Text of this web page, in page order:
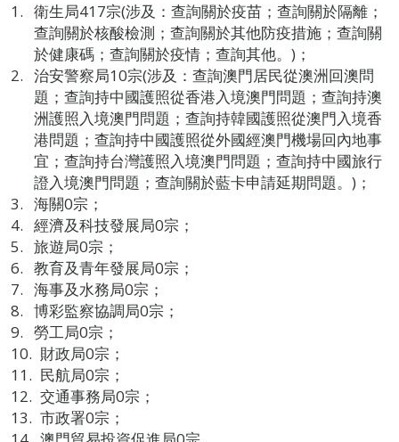
衛生局417宗(涉及：查詢關於疫苗；查詢關於隔離；
查詢關於核酸檢測；查詢關於其他防疫措施；查詢關
於健康碼；查詢關於疫情；查詢其他。)；
治安警察局10宗(涉及：查詢澳門居民從澳洲回澳問
題；查詢持中國護照從香港入境澳門問題；查詢持澳
洲護照入境澳門問題；查詢持韓國護照從澳門入境香
港問題；查詢持中國護照從外國經澳門機場回內地事
宜；查詢持台灣護照入境澳門問題；查詢持中國旅行
證入境澳門問題；查詢關於藍卡申請延期問題。)；
海關0宗；
經濟及科技發展局0宗；
旅遊局0宗；
教育及青年發展局0宗；
海事及水務局0宗；
博彩監察協調局0宗；
勞工局0宗；
財政局0宗；
民航局0宗；
交通事務局0宗；
市政署0宗；